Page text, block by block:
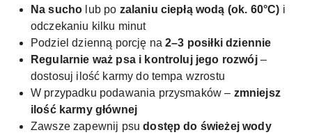
Na sucho lub po zalaniu ciepłą wodą (ok. 60°C) i
odczekaniu kilku minut
Podziel dzienną porcję na2–3 posiłki dziennie
Regularnie waż psa i kontroluj jego rozwój–
dostosuj ilość karmy do tempa wzrostu
W przypadku podawania przysmaków – zmniejsz
ilość karmy głównej
Zawsze zapewnij psudostęp do świeżej wody